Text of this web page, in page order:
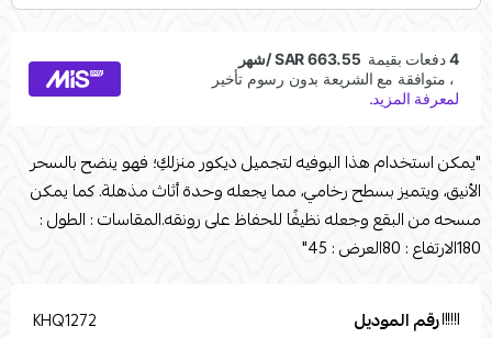
"يمكن استخدام هذا البوفيه لتجميل ديكور منزلكِ؛ فهو ينضح بالسحر
الأنيق، ويتميز بسطح رخامي، مما يجعله وحدة أثاث مذهلة. كما يمكن
مسحه من البقع وجعله نظيفًا للحفاظ على رونقه.المقاسات : الطول :
180الارتفاع : 80العرض : 45"
رقم الموديل KHQ1272